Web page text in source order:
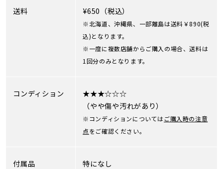
送料 ¥650（税込）
※北海道、沖縄県、一部離島は送料￥890(税
込)となります。
※一度に複数店舗からご購入の場合、送料は
1回分のみとなります。
コンディション
★★★☆☆☆
（やや傷や汚れがあり）
※コンディションについてはご購入時の注意
点をご確認ください。
付属品 特になし